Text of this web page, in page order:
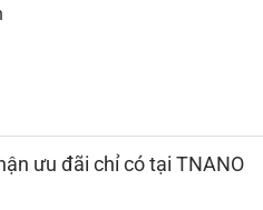
ưu đãi chỉ có tại TNANO